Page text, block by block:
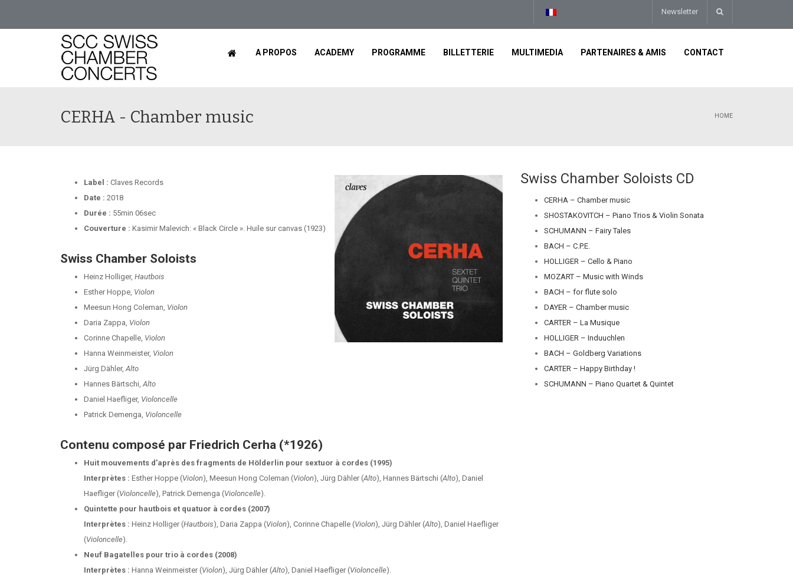
Newsletter
A PROPOS ACADEMY PROGRAMME BILLETTERIE MULTIMEDIA PARTENAIRES & AMIS CONTACT
CERHA - Chamber music HOME
Label : Claves Records
Date : 2018
Durée : 55min 06sec
Couverture : Kasimir Malevich: « Black Circle ». Huile sur canvas (1923)
Swiss Chamber Soloists
Heinz Holliger, Hautbois
Esther Hoppe, Violon
Meesun Hong Coleman, Violon
Daria Zappa, Violon
Corinne Chapelle, Violon
Hanna Weinmeister, Violon
Jürg Dähler,Alto
Hannes Bärtschi,Alto
Daniel Haefliger, Violoncelle
Patrick Demenga, Violoncelle
Contenu composé par Friedrich Cerha (*1926)
Huit mouvements d’après des fragments de Hölderlin pour sextuor à cordes (1995)
Interprètes : Esther Hoppe (Violon), Meesun Hong Coleman (Violon), Jürg Dähler (Alto), Hannes Bärtschi (Alto), Daniel
Haefliger (Violoncelle), Patrick Demenga (Violoncelle).
Quintette pour hautbois et quatuor à cordes (2007)
Interprètes : Heinz Holliger (Hautbois), Daria Zappa (Violon), Corinne Chapelle (Violon), Jürg Dähler (Alto), Daniel Haefliger
(Violoncelle).
Neuf Bagatelles pour trio à cordes (2008)
Interprètes : Hanna Weinmeister (Violon), Jürg Dähler (Alto), Daniel Haefliger (Violoncelle).
Swiss Chamber Soloists CD
CERHA – Chamber music
SHOSTAKOVITCH – Piano Trios & Violin Sonata
SCHUMANN – Fairy Tales
BACH – C.P.E.
HOLLIGER – Cello & Piano
MOZART – Music with Winds
BACH – for flute solo
DAYER – Chamber music
CARTER – La Musique
HOLLIGER – Induuchlen
BACH – Goldberg Variations
CARTER – Happy Birthday !
SCHUMANN – Piano Quartet & Quintet